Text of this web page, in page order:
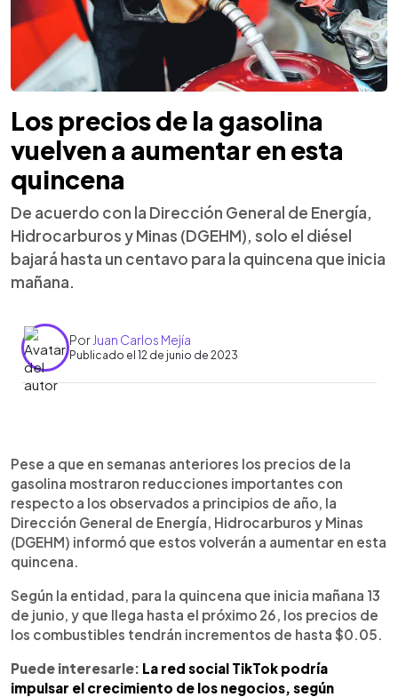
Los precios de la gasolina
vuelven a aumentar en esta
quincena
De acuerdo con la Dirección General de Energía,
Hidrocarburos y Minas (DGEHM), solo el diésel
bajará hasta un centavo para la quincena que inicia
mañana.
Por Juan Carlos Mejía
Publicado el 12 de junio de 2023
Escuchar artículo
Pese a que en semanas anteriores los precios de la
gasolina mostraron reducciones importantes con
respecto a los observados a principios de año, la
Dirección General de Energía, Hidrocarburos y Minas
(DGEHM) informó que estos volverán a aumentar en esta
quincena.
Según la entidad, para la quincena que inicia mañana 13
de junio, y que llega hasta el próximo 26, los precios de
los combustibles tendrán incrementos de hasta $0.05.
Puede interesarle: La red social TikTok podría
impulsar el crecimiento de los negocios, según